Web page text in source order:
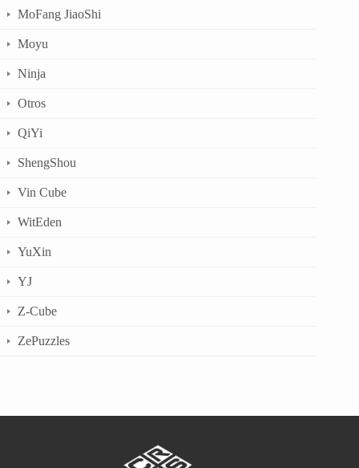
MoFang JiaoShi
Moyu
Ninja
Otros
QiYi
ShengShou
Vin Cube
WitEden
YuXin
YJ
Z-Cube
ZePuzzles